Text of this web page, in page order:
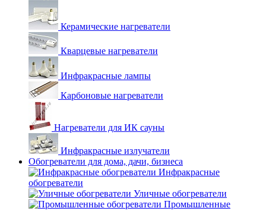
Керамические нагреватели
Кварцевые нагреватели
Инфракрасные лампы
Карбоновые нагреватели
Нагреватели для ИК сауны
Инфракрасные излучатели
Обогреватели для дома, дачи, бизнеса
Инфракрасные
обогреватели
Уличные обогреватели
Промышленные